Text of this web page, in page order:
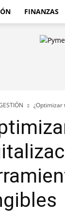
FINANZAS
¿Optimizar